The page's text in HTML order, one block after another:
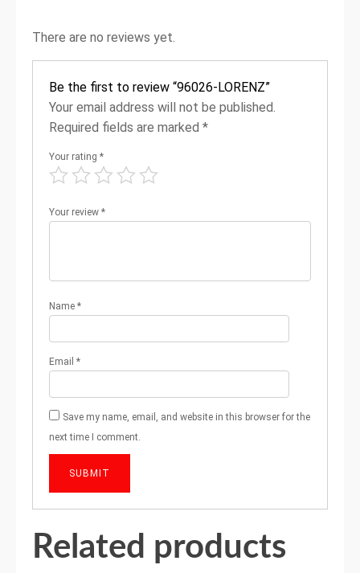
There are no reviews yet.
Be the first to review “96026-LORENZ”
Your email address will not be published.
Required fields are marked *
Your rating *
Your review *
Name *
Email *
Save my name, email, and website in this browser for the
next time I comment.
Related products